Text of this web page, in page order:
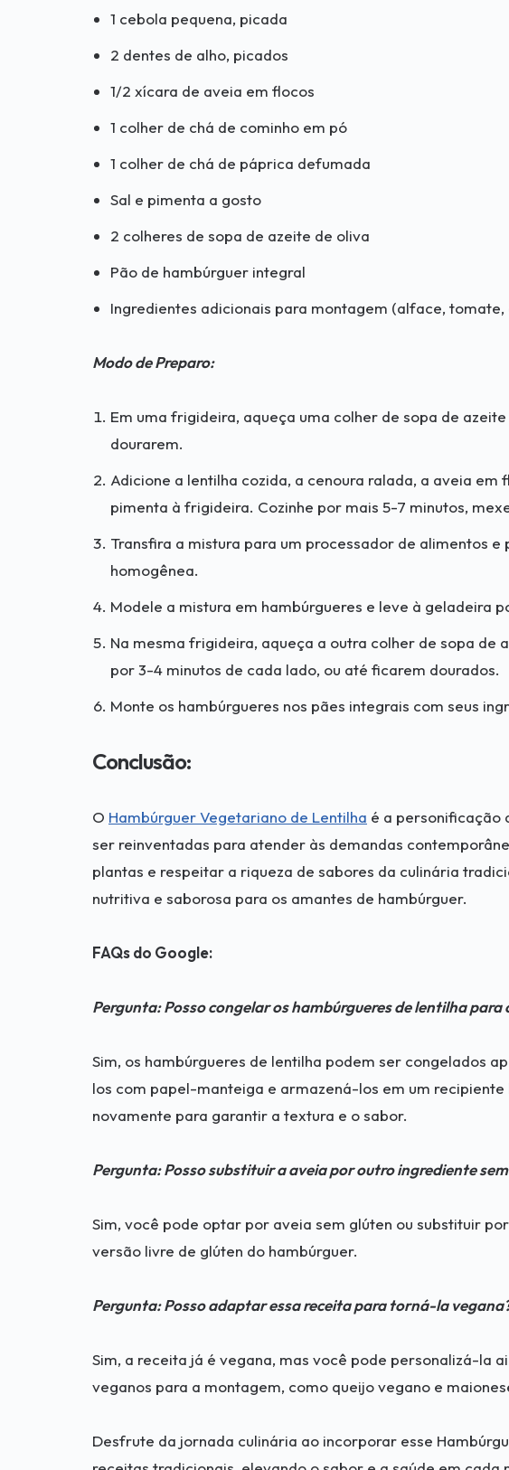
1 cebola pequena, picada
2 dentes de alho, picados
1/2 xícara de aveia em flocos
1 colher de chá de cominho em pó
1 colher de chá de páprica defumada
Sal e pimenta a gosto
2 colheres de sopa de azeite de oliva
Pão de hambúrguer integral
Ingredientes adicionais para montagem (alface,
Modo de Preparo:
Em uma frigideira, aqueça uma colher de sopa de
dourarem.
Adicione a lentilha cozida, a cenoura ralada, a aveia em
pimenta à frigideira. Cozinhe por mais 5-7 minutos,
Transfira a mistura para um processador de alimentos
homogênea.
Modele a mistura em hambúrgueres e leve à geladeira
Na mesma frigideira, aqueça a outra colher de sopa de
por 3-4 minutos de cada lado, ou até ficarem dourados.
Monte os hambúrgueres nos pães integrais com seus
Conclusão:
O Hambúrguer Vegetariano de Lentilha é a personificação
ser reinventadas para atender às demandas
plantas e respeitar a riqueza de sabores da culinária
nutritiva e saborosa para os amantes de hambúrguer.
FAQs do Google:
Pergunta: Posso congelar os hambúrgueres de lentilha
Sim, os hambúrgueres de lentilha podem ser congelados
los com papel-manteiga e armazená-los em um
novamente para garantir a textura e o sabor.
Pergunta: Posso substituir a aveia por outro ingrediente
Sim, você pode optar por aveia sem glúten ou substituir
versão livre de glúten do hambúrguer.
Pergunta: Posso adaptar essa receita para torná-la
Sim, a receita já é vegana, mas você pode personalizá-la
veganos para a montagem, como queijo vegano e
Desfrute da jornada culinária ao incorporar esse